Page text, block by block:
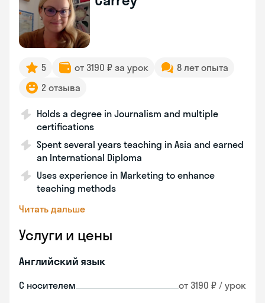
5 от 3190 ₽ за урок
8 лет опыта
2 отзыва
Holds a degree in Journalism and multiple
certifications
Spent several years teaching in Asia and earned
an International Diploma
Uses experience in Marketing to enhance
teaching methods
Читать дальше
Услуги и цены
Английский язык
С носителем от 3190 ₽ / урок